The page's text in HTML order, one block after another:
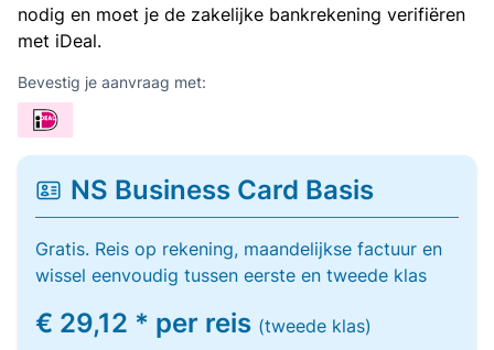
nodig en moet je de zakelijke bankrekening verifiëren
met iDeal.
Bevestig je aanvraag met:
NS Business Card Basis
Gratis. Reis op rekening, maandelijkse factuur en
wissel eenvoudig tussen eerste en tweede klas
€ 29,12 * per reis (tweede klas)